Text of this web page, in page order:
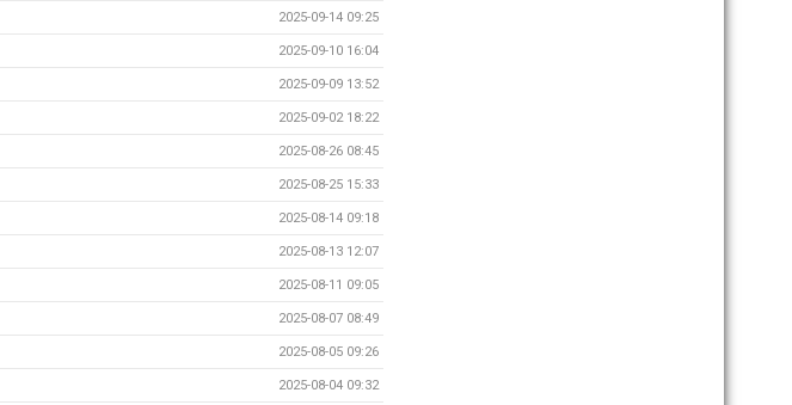
2025-09-14 09:25
2025-09-10 16:04
2025-09-09 13:52
2025-09-02 18:22
2025-08-26 08:45
2025-08-25 15:33
2025-08-14 09:18
2025-08-13 12:07
2025-08-11 09:05
2025-08-07 08:49
2025-08-05 09:26
2025-08-04 09:32